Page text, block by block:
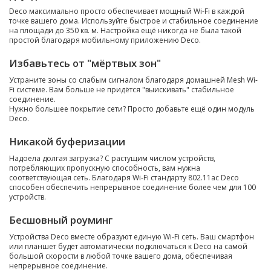
Deco максимально просто обеспечивает мощный Wi-Fi в каждой
точке вашего дома. Используйте быстрое и стабильное соединение
на площади до 350 кв. м. Настройка ещё никогда не была такой
простой благодаря мобильному приложению Deco.
Избавьтесь от "мёртвых зон"
Устраните зоны со слабым сигналом благодаря домашней Mesh Wi-
Fi системе. Вам больше не придётся "выискивать" стабильное
соединение.
Нужно большее покрытие сети? Просто добавьте ещё один модуль
Deco.
Никакой буферизации
Надоела долгая загрузка? С растущим числом устройств,
потребляющих пропускную способность, вам нужна
соответствующая сеть. Благодаря Wi-Fi стандарту 802.11ac Deco
способен обеспечить непрерывное соединение более чем для 100
устройств.
Бесшовный роуминг
Устройства Deco вместе образуют единую Wi-Fi сеть. Ваш смартфон
или планшет будет автоматически подключаться к Deco на самой
большой скорости в любой точке вашего дома, обеспечивая
непрерывное соединение.